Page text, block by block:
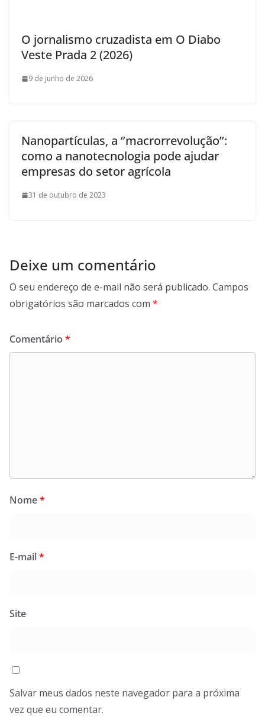
O jornalismo cruzadista em O Diabo
Veste Prada 2 (2026)
9 de junho de 2026
Nanopartículas, a ‘’macrorrevolução’’:
como a nanotecnologia pode ajudar
empresas do setor agrícola
31 de outubro de 2023
Deixe um comentário
O seu endereço de e-mail não será publicado. Campos
obrigatórios são marcados com *
Comentário *
Nome*
E-mail*
Site
Salvar meus dados neste navegador para a próxima
vez que eu comentar.